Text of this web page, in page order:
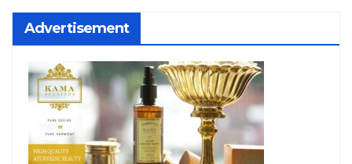
Advertisement